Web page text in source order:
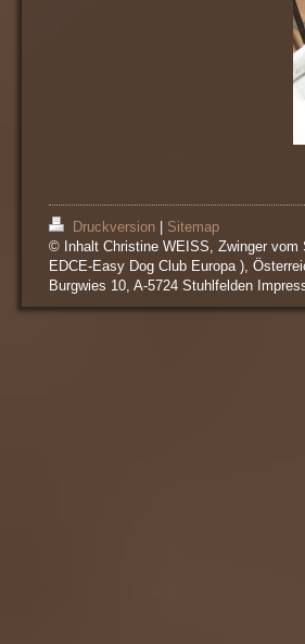
Druckversion | Sitemap
© Inhalt Christine WEISS, Zwinger vom
EDCE-Easy Dog Club Europa ),
Burgwies 10, A-5724 Stuhlfelden